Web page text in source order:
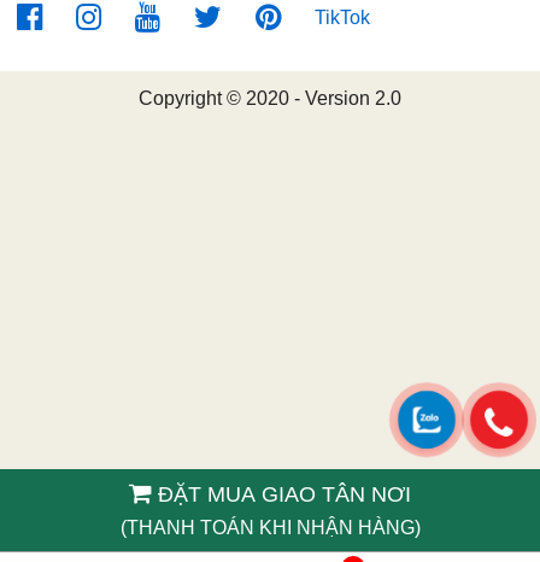
ĐẶT MUA GIAO TÂN NƠI
(THANH TOÁN KHI NHẬN HÀNG)
TikTok
Copyright © 2020 - Version 2.0